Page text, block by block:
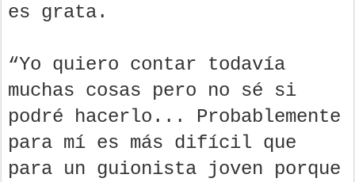
es grata.
“Yo quiero contar todavía
muchas cosas pero no sé si
podré hacerlo... Probablemente
para mí es más difícil que
para un guionista joven porque